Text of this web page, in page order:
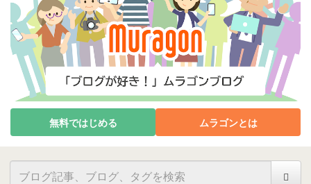
無料ではじめる ムラゴンとは